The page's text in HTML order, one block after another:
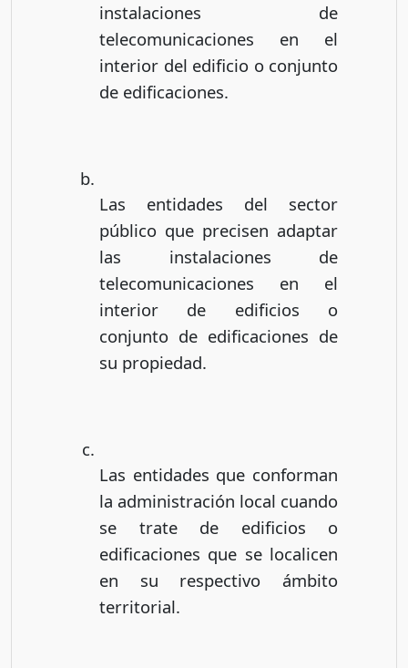
instalaciones de
telecomunicaciones en el
interior del edificio o conjunto
de edificaciones.
Las entidades del sector
público que precisen adaptar
las instalaciones de
telecomunicaciones en el
interior de edificios o
conjunto de edificaciones de
su propiedad.
Las entidades que conforman
la administración local cuando
se trate de edificios o
edificaciones que se localicen
en su respectivo ámbito
territorial.